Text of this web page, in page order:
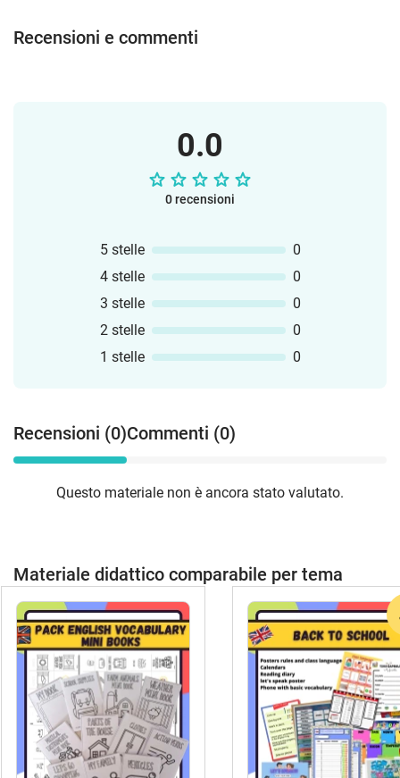
Recensioni e commenti
0.0
0 recensioni
5 stelle
0
4 stelle
0
3 stelle
0
2 stelle
0
1 stelle
0
Recensioni (0)Commenti (0)
Questo materiale non è ancora stato valutato.
Materiale didattico comparabile per tema